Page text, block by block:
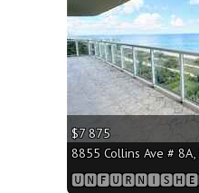
$7 875
8855 Collins Ave #
🆄🅽🅵🆄🆁🅽🅸🆂🅷🅴🅳